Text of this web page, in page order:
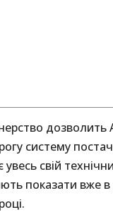
дозволить
систему
увесь свій
показати вже